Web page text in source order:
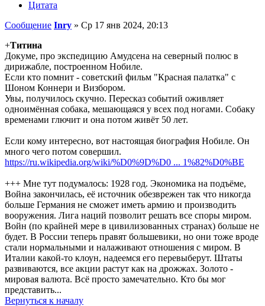
Цитата
Сообщение Inry » Ср 17 янв 2024, 20:13
+Титина
Докуме, про экспедицию Амудсена на северный полюс в
дирижабле, построенном Нобиле.
Если кто помнит - советский фильм "Красная палатка" с
Шоном Коннери и Визбором.
Увы, получилось скучно. Пересказ событий оживляет
одноимённая собака, мешающаяся у всех под ногами. Собаку
временами глючит и она потом живёт 50 лет.
Если кому интересно, вот настоящая биография Нобиле. Он
много чего потом совершил.
https://ru.wikipedia.org/wiki/%D0%9D%D0 ... 1%82%D0%BE
+++ Мне тут подумалось: 1928 год. Экономика на подъёме,
Война закончилась, её источник обезврежен так что никогда
больше Германия не сможет иметь армию и производить
вооружения. Лига наций позволит решать все споры миром.
Войн (по крайней мере в цивилизованных странах) больше не
будет. В России теперь правят большевики, но они тоже вроде
стали нормальными и налаживают отношения с миром. В
Италии какой-то клоун, надеемся его перевыберут. Штаты
развиваются, все акции растут как на дрожжах. Золото -
мировая валюта. Всё просто замечательно. Кто бы мог
представить...
Вернуться к началу